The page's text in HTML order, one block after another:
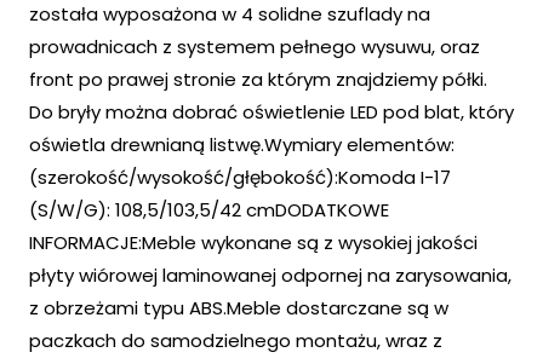
została wyposażona w 4 solidne szuflady na
prowadnicach z systemem pełnego wysuwu, oraz
front po prawej stronie za którym znajdziemy półki.
Do bryły można dobrać oświetlenie LED pod blat, który
oświetla drewnianą listwę.Wymiary elementów:
(szerokość/wysokość/głębokość):Komoda I-17
(S/W/G): 108,5/103,5/42 cmDODATKOWE
INFORMACJE:Meble wykonane są z wysokiej jakości
płyty wiórowej laminowanej odpornej na zarysowania,
z obrzeżami typu ABS.Meble dostarczane są w
paczkach do samodzielnego montażu, wraz z